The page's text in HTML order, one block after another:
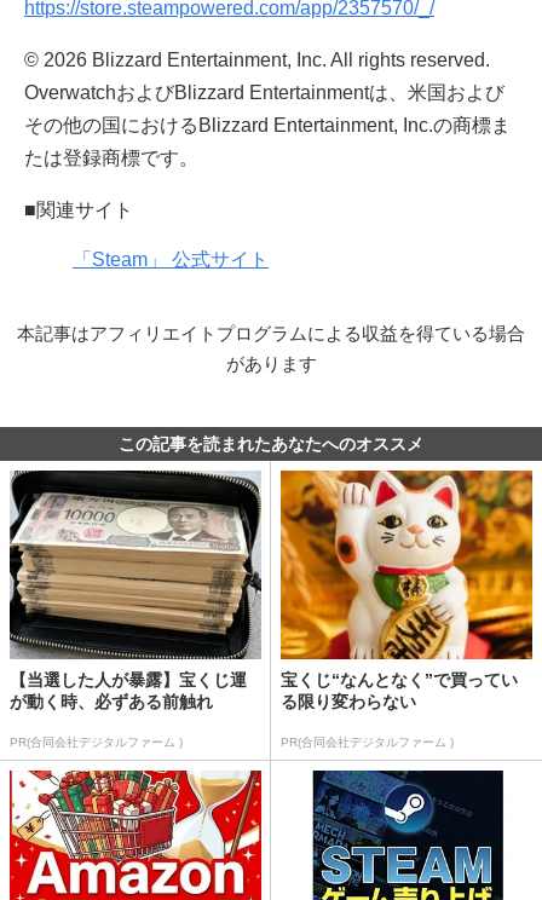
https://store.steampowered.com/app/2357570/_/
© 2026 Blizzard Entertainment, Inc. All rights reserved.
OverwatchおよびBlizzard Entertainmentは、米国および
その他の国におけるBlizzard Entertainment, Inc.の商標ま
たは登録商標です。
■関連サイト
「Steam」 公式サイト
本記事はアフィリエイトプログラムによる収益を得ている場合
があります
この記事を読まれたあなたへのオススメ
【当選した人が暴露】宝くじ運
が動く時、必ずある前触れ
PR(合同会社デジタルファーム )
宝くじ“なんとなく”で買ってい
る限り変わらない
PR(合同会社デジタルファーム )